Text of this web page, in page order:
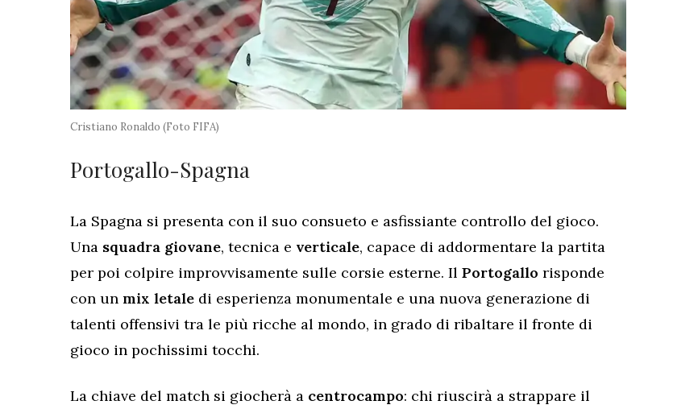
Cristiano Ronaldo (Foto FIFA)
​Portogallo-Spagna
​La Spagna si presenta con il suo consueto e asfissiante controllo del gioco.
Una squadra giovane, tecnica e verticale, capace di addormentare la partita
per poi colpire improvvisamente sulle corsie esterne. Il Portogallo risponde
con un mix letale di esperienza monumentale e una nuova generazione di
talenti offensivi tra le più ricche al mondo, in grado di ribaltare il fronte di
gioco in pochissimi tocchi.
​La chiave del match si giocherà a centrocampo: chi riuscirà a strappare il